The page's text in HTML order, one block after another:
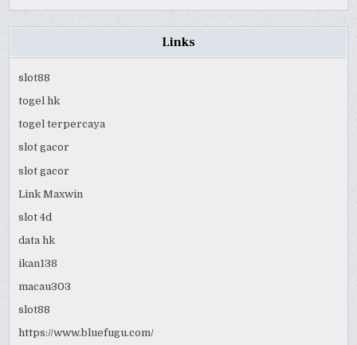
Links
slot88
togel hk
togel terpercaya
slot gacor
slot gacor
Link Maxwin
slot 4d
data hk
ikan138
macau303
slot88
https://www.bluefugu.com/